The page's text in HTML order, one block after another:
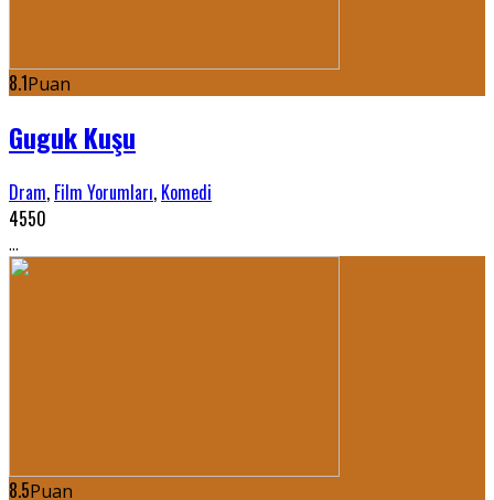
8.1Puan
Guguk Kuşu
Dram, Film Yorumları, Komedi
4550
...
8.5Puan